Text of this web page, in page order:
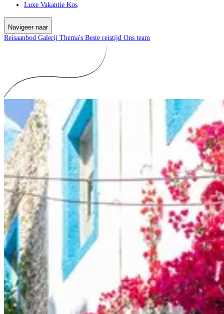
Luxe Vakantie Kos
Navigeer naar
Reisaanbod Galerij Thema's Beste reistijd Ons team